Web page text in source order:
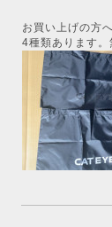
お買い上げの方
4種類あります。